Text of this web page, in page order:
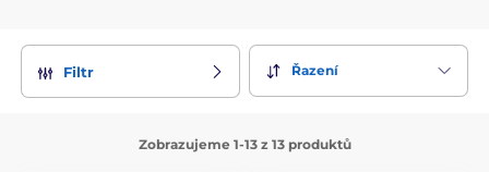
Filtr Řazení
Zobrazujeme 1-13 z 13 produktů